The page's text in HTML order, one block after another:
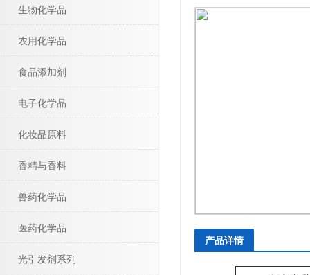
产品详情
生物化学品
农用化学品
食品添加剂
电子化学品
化妆品原料
香精与香料
兽药化学品
医药化学品
光引发剂系列